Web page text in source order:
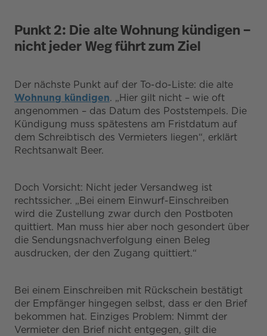
Punkt 2: Die alte Wohnung kündigen –
nicht jeder Weg führt zum Ziel
Der nächste Punkt auf der To-do-Liste: die alte
Wohnung kündigen. „Hier gilt nicht – wie oft
angenommen – das Datum des Poststempels. Die
Kündigung muss spätestens am Fristdatum auf
dem Schreibtisch des Vermieters liegen“, erklärt
Rechtsanwalt Beer.
Doch Vorsicht: Nicht jeder Versandweg ist
rechtssicher. „Bei einem Einwurf-Einschreiben
wird die Zustellung zwar durch den Postboten
quittiert. Man muss hier aber noch gesondert über
die Sendungsnachverfolgung einen Beleg
ausdrucken, der den Zugang quittiert.“
Bei einem Einschreiben mit Rückschein bestätigt
der Empfänger hingegen selbst, dass er den Brief
bekommen hat. Einziges Problem: Nimmt der
Vermieter den Brief nicht entgegen, gilt die